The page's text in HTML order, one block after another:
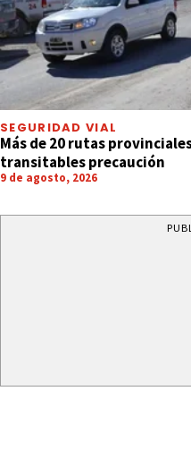
SEGURIDAD VIAL
Más de 20 rutas
transitables precaución
9 de agosto, 2026